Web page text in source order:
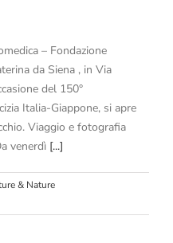
– Fondazione
da Siena , in Via
del 150°
Italia-Giappone, si apre
Viaggio e fotografia
venerdì [...]
& Nature